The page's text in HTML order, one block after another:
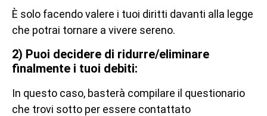
È solo facendo valere i tuoi diritti davanti alla legge
che potrai tornare a vivere sereno.
2) Puoi decidere di ridurre/eliminare
finalmente i tuoi debiti:
In questo caso, basterà compilare il questionario
che trovi sotto per essere contattato